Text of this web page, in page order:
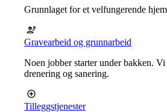
Grunnlaget for et velfungerende
Gravearbeid og grunnarbeid
Noen jobber starter under bakken.
drenering og sanering.
Tilleggstjenester